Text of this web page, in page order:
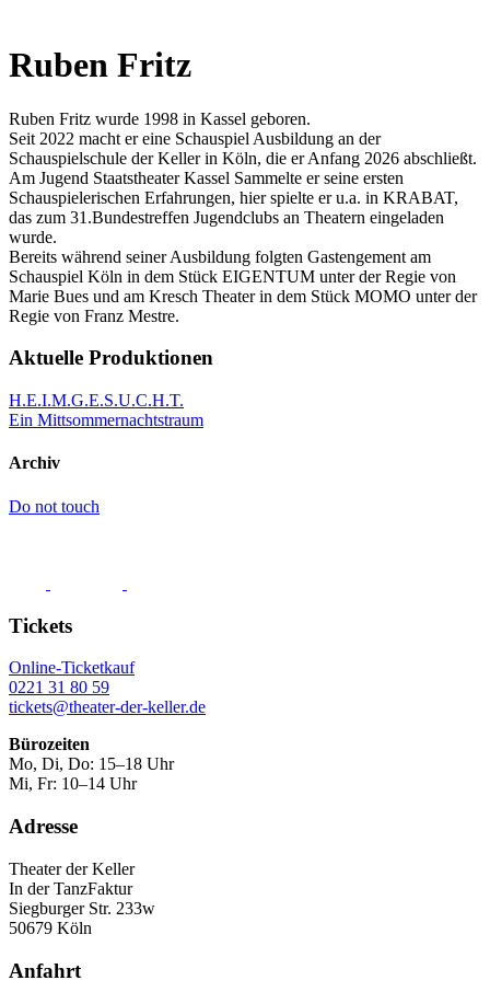
Ruben Fritz
Ruben Fritz wurde 1998 in Kassel geboren.
Seit 2022 macht er eine Schauspiel Ausbildung an der
Schauspielschule der Keller in Köln, die er Anfang 2026 abschließt.
Am Jugend Staatstheater Kassel Sammelte er seine ersten
Schauspielerischen Erfahrungen, hier spielte er u.a. in KRABAT,
das zum 31.Bundestreffen Jugendclubs an Theatern eingeladen
wurde.
Bereits während seiner Ausbildung folgten Gastengement am
Schauspiel Köln in dem Stück EIGENTUM unter der Regie von
Marie Bues und am Kresch Theater in dem Stück MOMO unter der
Regie von Franz Mestre.
Aktuelle Produktionen
H.E.I.M.G.E.S.U.C.H.T.
Ein Mittsommer­nachts­traum
Archiv
Do not touch
Tickets
Online-Ticketkauf
0221 31 80 59
tickets@theater-der-keller.de
Bürozeiten
Mo, Di, Do: 15–18 Uhr
Mi, Fr: 10–14 Uhr
Adresse
Theater der Keller
In der TanzFaktur
Siegburger Str. 233w
50679 Köln
Anfahrt